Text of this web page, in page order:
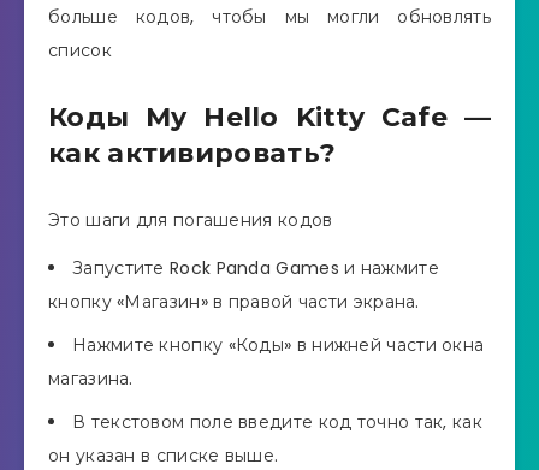
больше кодов, чтобы мы могли обновлять
список
Коды My Hello Kitty Cafe —
как активировать?
Это шаги для погашения кодов
Запустите Rock Panda Games и нажмите
кнопку «Магазин» в правой части экрана.
Нажмите кнопку «Коды» в нижней части окна
магазина.
В текстовом поле введите код точно так, как
он указан в списке выше.